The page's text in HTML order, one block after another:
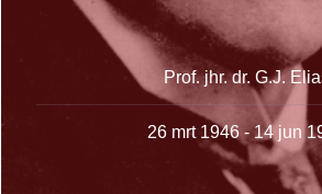
Prof. jhr. dr. G.J.
26 mrt 1946 - 14 jun